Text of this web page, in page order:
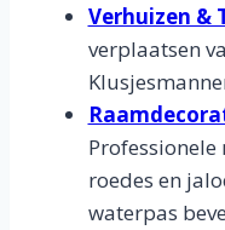
Verhuizen &
verplaatsen
roedes en
waterpas